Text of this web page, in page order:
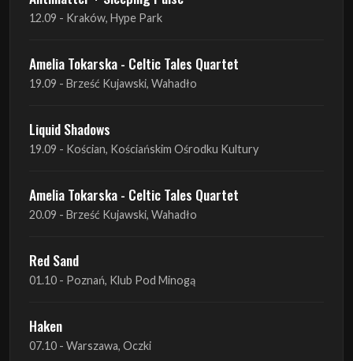
19.09 - Brześć Kujawski, Wahadło
Liquid Shadows
19.09 - Kościan, Kościańskim Ośrodku Kultury
Amelia Tokarska - Celtic Tales Quartet
20.09 - Brześć Kujawski, Wahadło
Red Sand
Haken
Heretoir + Unreqvited + Nidare